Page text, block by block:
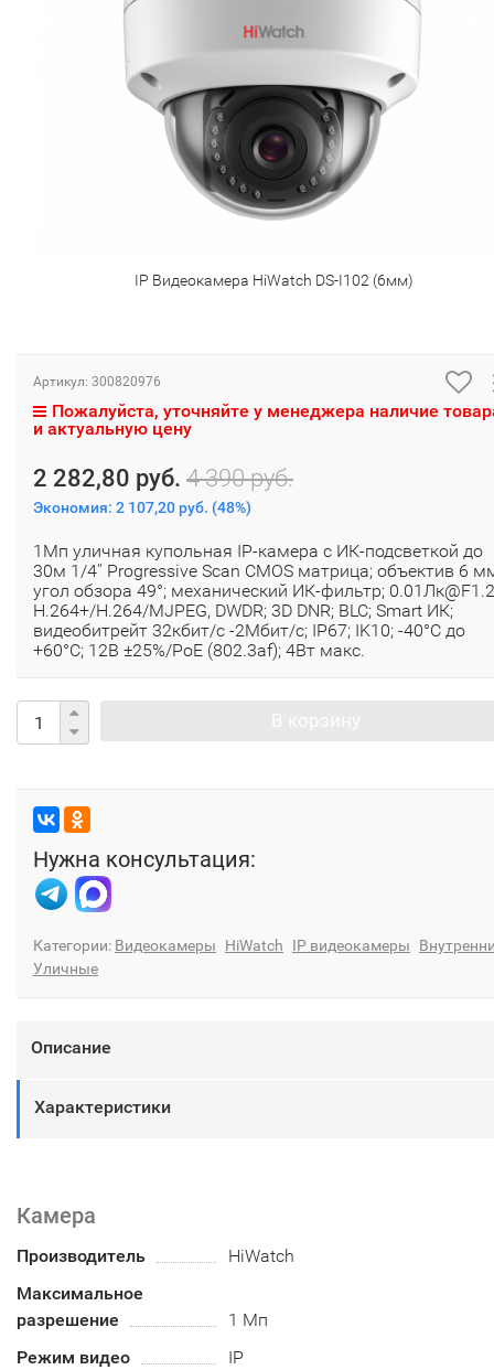
IP Видеокамера HiWatch DS-I102 (6мм)
Артикул: 300820976
Пожалуйста, уточняйте у менеджера наличие
и актуальную цену
2 282,80 руб. 4 390 руб.
Экономия: 2 107,20 руб. (48%)
1Мп уличная купольная IP-камера с ИК-подсветкой до
30м 1/4'' Progressive Scan CMOS матрица; объектив 6
угол обзора 49°; механический ИК-фильтр;
H.264+/H.264/MJPEG, DWDR; 3D DNR; BLC; Smart ИК;
видеобитрейт 32кбит/с -2Мбит/с; IP67; IK10; -40°C до
+60°C; 12В ±25%/PoE (802.3af); 4Вт макс.
Нужна консультация:
Категории: Видеокамеры HiWatch IP видеокамеры
Уличные
Описание
Характеристики
Камера
Производитель
HiWatch
Максимальное
разрешение
1 Мп
Режим видео
IP